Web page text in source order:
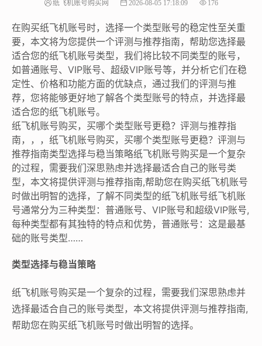
纸飞机账号购买网 2026-08-05 17:18:09 176
在购买纸飞机账号时，选择一个类型账号的稳定性至关重
要，本文将为您提供一个评测与推荐指南，帮助您选择最
适合您的纸飞机账号类型，我们将比较不同类型的账号，
如普通账号、VIP账号、超级VIP账号等，并分析它们在稳
定性、价格和功能方面的优缺点，通过我们的评测与推
荐，您将能够更好地了解各个类型账号的特点，并选择最
适合您的纸飞机账号。
纸飞机账号购买，买哪个类型账号更稳？评测与推荐指
南，，，纸飞机账号购买，买哪个类型账号更稳？评测与
推荐指南类型选择与稳当策略纸飞机账号购买是一个复杂
的过程，需要我们深思熟虑并选择最适合自己的账号类
型，本文将提供评测与推荐指南,帮助您在购买纸飞机账号
时做出明智的选择，了解不同类型的纸飞机账号纸飞机账
号通常分为三种类型：普通账号、VIP账号和超级VIP账号,
每种类型都有其独特的特点和优势，普通账号：这是最基
础的账号类型……
类型选择与稳当策略
纸飞机账号购买是一个复杂的过程，需要我们深思熟虑并
选择最适合自己的账号类型，本文将提供评测与推荐指南,
帮助您在购买纸飞机账号时做出明智的选择。